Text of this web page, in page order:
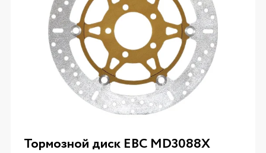
Тормозной диск EBC MD3088X